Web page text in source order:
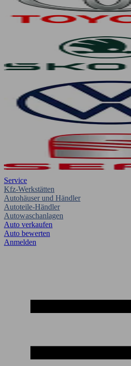
Service
Kfz-Werkstätten
Autohäuser und Händler
Autoteile-Händler
Autowaschanlagen
Auto verkaufen
Auto bewerten
Anmelden